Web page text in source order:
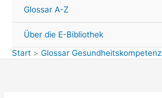
Glossar A-Z
Über die E-Bibliothek
Start
Glossar Gesundheitskompetenz